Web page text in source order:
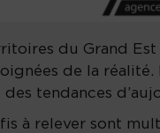
du Grand
de la
tendances
à relever sont